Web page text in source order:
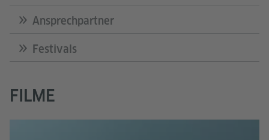
Ansprechpartner
Festivals
FILME